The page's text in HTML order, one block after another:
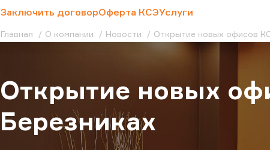
Заключить договорОферта КСЭУслуги
Главная О компании Новости Открытие новых офисов
Открытие новых
Березниках